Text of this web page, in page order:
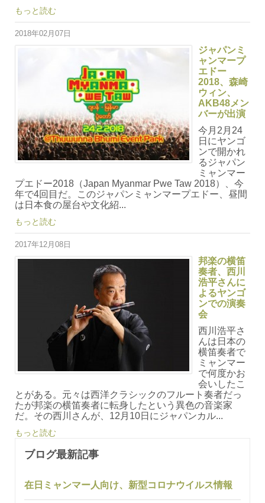
もっと読む
2018年02月07日
ジャパンミ
ャンマープ
エドー
2018、森崎
ウィン、
AKB48メン
バーが出演
今月2月24
日にヤンゴ
ンで開かれ
るジャパン
ミャンマー
プエドー2018（Japan Myanmar Pwe Taw 2018）、今
年で4回目だ。このジャパンミャンマープエドー、昼間
は日本食の屋台や文化紹...
もっと読む
2017年12月08日
邦楽の横笛
奏者、西川
浩平さんに
よるヤンゴ
ンでの演奏
会
西川浩平さ
んは日本の
横笛奏者で
ミャンマー
で何度かお
会いしたこ
とがある。元々は西洋クラシックのフルート奏者だっ
たが邦楽の横笛奏者に転身したという異色の音楽家
だ。その西川さんが、12月10日にジャパンカル...
もっと読む
ブログ最新記事
在日ミャンマー人向け、新型コロナウイルス情報